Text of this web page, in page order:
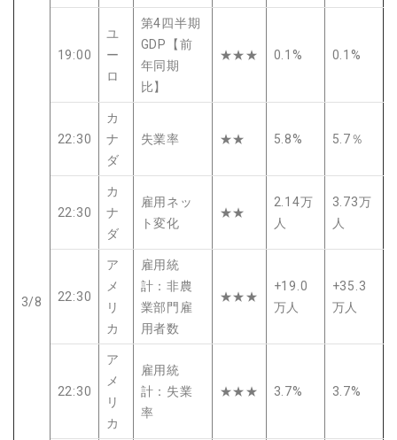
3/8
19:00
ユ
ー
ロ
第4四半期
GDP【前
年同期
比】
★★★ 0.1% 0.1%
22:30
カ
ナ
ダ
失業率 ★★ 5.8% 5.7％
22:30
カ
ナ
ダ
雇用ネッ
ト変化
★★
2.14万
人
3.73万
人
22:30
ア
メ
リ
カ
雇用統
計：非農
業部門雇
用者数
★★★
+19.0
万人
+35.3
万人
22:30
ア
メ
リ
カ
雇用統
計：失業
率
★★★ 3.7% 3.7%